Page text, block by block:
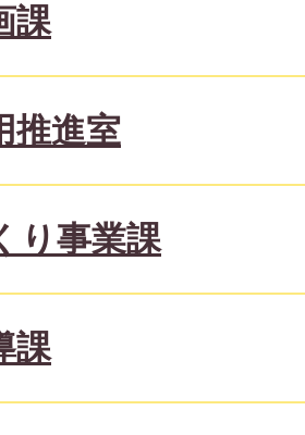
課
推進室
り事業課
課